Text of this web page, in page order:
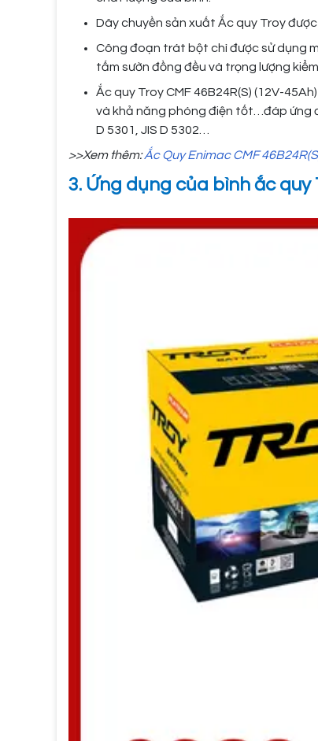
Dây chuyền sản xuất Ắc quy Troy
Công đoạn trát bột chì được sử dụng
tấm sườn đồng đều và trọng lượng
Ắc quy Troy CMF 46B24R(S) (12V-
và khả năng phóng điện tốt…đáp ứng
D 5301, JIS D 5302…
>>Xem thêm:Ắc Quy Enimac CMF
3. Ứng dụng của bình ắc quy